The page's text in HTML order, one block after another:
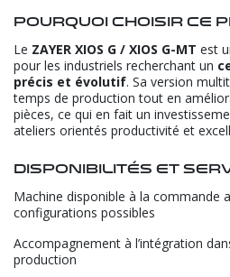
Pourquoi choisir ce
Le ZAYER XIOS G / XIOS G-MT est
pour les industriels recherchant un
précis et évolutif. Sa version
temps de production tout en
pièces, ce qui en fait un
ateliers orientés productivité et
Disponibilités et
Machine disponible à la commande
configurations possibles
Accompagnement à l’intégration
production